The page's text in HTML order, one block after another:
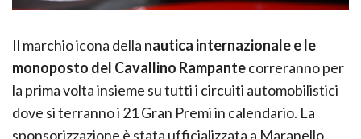
Il marchio icona della nautica internazionale e le
monoposto del Cavallino Rampantecorreranno per
la prima volta insieme su tutti i circuiti automobilistici
dove si terranno i 21 Gran Premi in calendario. La
sponsorizzazione è stata ufficializzata a Maranello,